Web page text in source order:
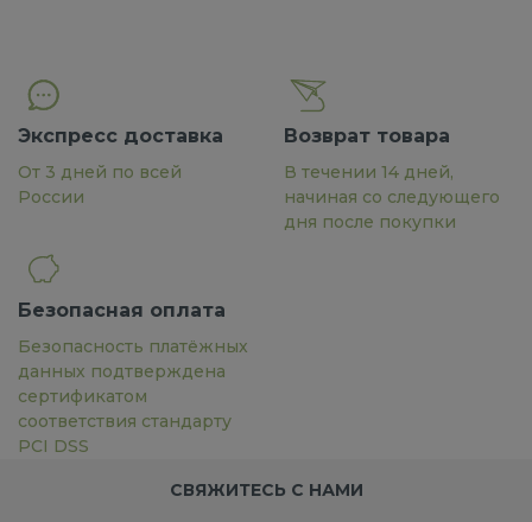
Экспресс доставка
От 3 дней по всей
России
Возврат товара
В течении 14 дней,
начиная со следующего
дня после покупки
Безопасная оплата
Безопасность платёжных
данных подтверждена
сертификатом
соответствия стандарту
PCI DSS
СВЯЖИТЕСЬ С НАМИ